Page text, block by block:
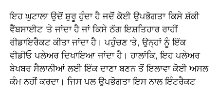
ਇਹ ਘੁਟਾਲਾ ਉਦੋਂ ਸ਼ੁਰੂ ਹੁੰਦਾ ਹੈ ਜਦੋਂ ਕੋਈ ਉਪਭੋਗਤਾ ਕਿਸੇ ਸ਼ੱਕੀ
ਵੈੱਬਸਾਈਟ 'ਤੇ ਜਾਂਦਾ ਹੈ ਜਾਂ ਕਿਸੇ ਠੱਗ ਇਸ਼ਤਿਹਾਰ ਰਾਹੀਂ
ਰੀਡਾਇਰੈਕਟ ਕੀਤਾ ਜਾਂਦਾ ਹੈ। ਪਹੁੰਚਣ 'ਤੇ, ਉਨ੍ਹਾਂ ਨੂੰ ਇੱਕ
ਵੀਡੀਓ ਪਲੇਅਰ ਦਿਖਾਇਆ ਜਾਂਦਾ ਹੈ। ਹਾਲਾਂਕਿ, ਇਹ ਪਲੇਅਰ
ਬੇਖਬਰ ਸੈਲਾਨੀਆਂ ਲਈ ਇੱਕ ਦਾਣਾ ਬਣਨ ਤੋਂ ਇਲਾਵਾ ਕੋਈ ਅਸਲ
ਕੰਮ ਨਹੀਂ ਕਰਦਾ। ਜਿਸ ਪਲ ਉਪਭੋਗਤਾ ਇਸ ਨਾਲ ਇੰਟਰੈਕਟ